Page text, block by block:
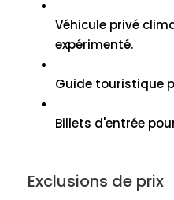
Véhicule privé
expérimenté.
Guide touristique
Billets d'entrée
Exclusions de prix